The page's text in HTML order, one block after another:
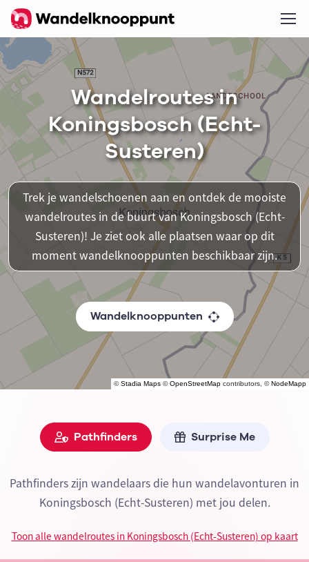
©Stadia Maps ©OpenStreetMap contributors, ©NodeMapp
Wandelroutes in
Koningsbosch (Echt-
Susteren)
Trek je wandelschoenen aan en ontdek de mooiste
wandelroutes in de buurt van Koningsbosch (Echt-
Susteren)! Je ziet ook alle plaatsen waar op dit
moment wandelknooppunten beschikbaar zijn.
Wandelknooppunten
Pathfinders Surprise Me
Pathfinders zijn wandelaars die hun wandelavonturen in
Koningsbosch (Echt-Susteren) met jou delen.
Toon alle wandelroutes in Koningsbosch (Echt-Susteren) op kaart